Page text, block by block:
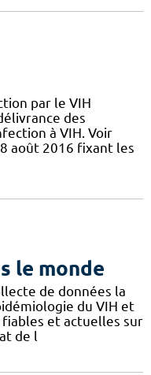
par le VIH
des
à VIH. Voir
août 2016 fixant les
le monde
de données la
du VIH et
et actuelles sur
de l